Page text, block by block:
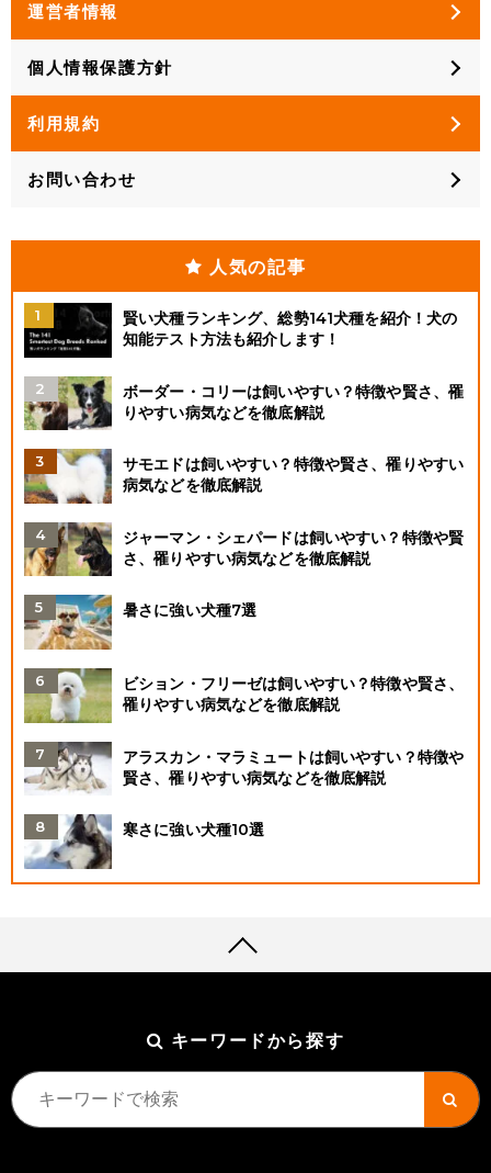
運営者情報
個人情報保護方針
利用規約
お問い合わせ
人気の記事
賢い犬種ランキング、総勢141犬種を紹介！犬の
知能テスト方法も紹介します！
ボーダー・コリーは飼いやすい？特徴や賢さ、罹
りやすい病気などを徹底解説
サモエドは飼いやすい？特徴や賢さ、罹りやすい
病気などを徹底解説
ジャーマン・シェパードは飼いやすい？特徴や賢
さ、罹りやすい病気などを徹底解説
暑さに強い犬種7選
ビション・フリーゼは飼いやすい？特徴や賢さ、
罹りやすい病気などを徹底解説
アラスカン・マラミュートは飼いやすい？特徴や
賢さ、罹りやすい病気などを徹底解説
寒さに強い犬種10選
キーワードから探す